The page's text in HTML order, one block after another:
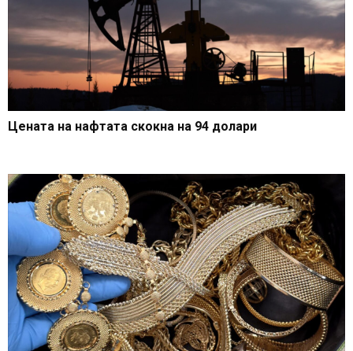
Цената на нафтата скокна на 94 долари